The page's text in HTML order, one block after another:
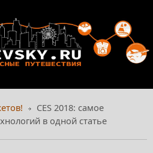
CES 2018: самое
в одной статье